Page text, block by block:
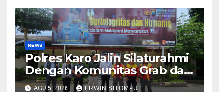
NEWS
Polres Karo Jalin Silaturahmi
Dengan Komunitas Grab dan
Giseh, Perkuat Sinergi Jaga
AGU 5, 2026 ERWIN SITOMPUL